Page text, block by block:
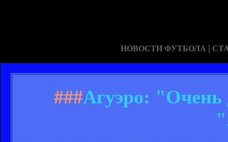
НОВОСТИ ФУТБОЛА |
###Агуэро: "Очень